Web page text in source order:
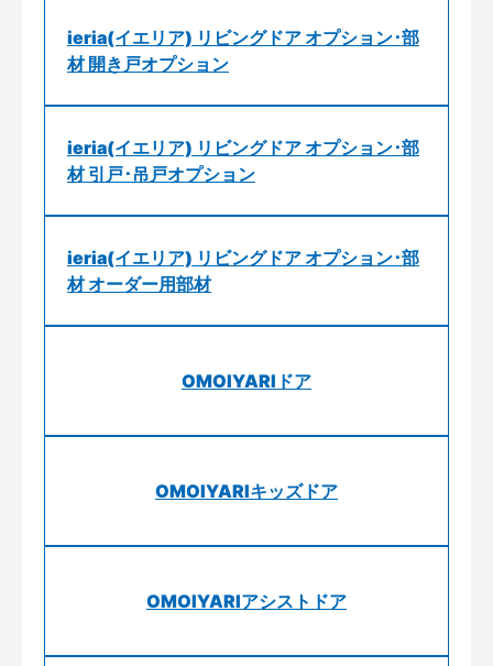
ieria(イエリア) リビングドア オプション･部
材 開き戸オプション
ieria(イエリア) リビングドア オプション･部
材 引戸･吊戸オプション
ieria(イエリア) リビングドア オプション･部
材 オーダー用部材
OMOIYARIドア
OMOIYARIキッズドア
OMOIYARIアシストドア